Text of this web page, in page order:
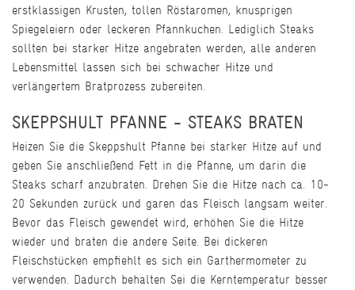
erstklassigen Krusten, tollen Röstaromen, knusprigen
Spiegeleiern oder leckeren Pfannkuchen. Lediglich Steaks
sollten bei starker Hitze angebraten werden, alle anderen
Lebensmittel lassen sich bei schwacher Hitze und
verlängertem Bratprozess zubereiten.
SKEPPSHULT PFANNE - STEAKS BRATEN
Heizen Sie die Skeppshult Pfanne bei starker Hitze auf und
geben Sie anschließend Fett in die Pfanne, um darin die
Steaks scharf anzubraten. Drehen Sie die Hitze nach ca. 10-
20 Sekunden zurück und garen das Fleisch langsam weiter.
Bevor das Fleisch gewendet wird, erhöhen Sie die Hitze
wieder und braten die andere Seite. Bei dickeren
Fleischstücken empfiehlt es sich ein Garthermometer zu
verwenden. Dadurch behalten Sei die Kerntemperatur besser